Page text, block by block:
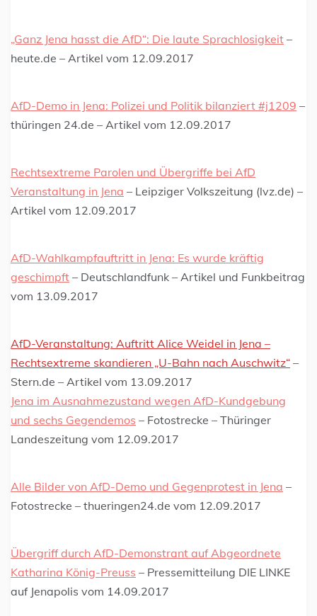
„Ganz Jena hasst die AfD“: Die laute Sprachlosigkeit –
heute.de – Artikel vom 12.09.2017
AfD-Demo in Jena: Polizei und Politik bilanziert #j1209 –
thüringen 24.de – Artikel vom 12.09.2017
Rechtsextreme Parolen und Übergriffe bei AfD
Veranstaltung in Jena – Leipziger Volkszeitung (lvz.de) –
Artikel vom 12.09.2017
AfD-Wahlkampfauftritt in Jena: Es wurde kräftig
geschimpft – Deutschlandfunk – Artikel und Funkbeitrag
vom 13.09.2017
AfD-Veranstaltung: Auftritt Alice Weidel in Jena –
Rechtsextreme skandieren „U-Bahn nach Auschwitz“ –
Stern.de – Artikel vom 13.09.2017
Jena im Ausnahmezustand wegen AfD-Kundgebung
und sechs Gegendemos – Fotostrecke – Thüringer
Landeszeitung vom 12.09.2017
Alle Bilder von AfD-Demo und Gegenprotest in Jena –
Fotostrecke – thueringen24.de vom 12.09.2017
Übergriff durch AfD-Demonstrant auf Abgeordnete
Katharina König-Preuss – Pressemitteilung DIE LINKE
auf Jenapolis vom 14.09.2017